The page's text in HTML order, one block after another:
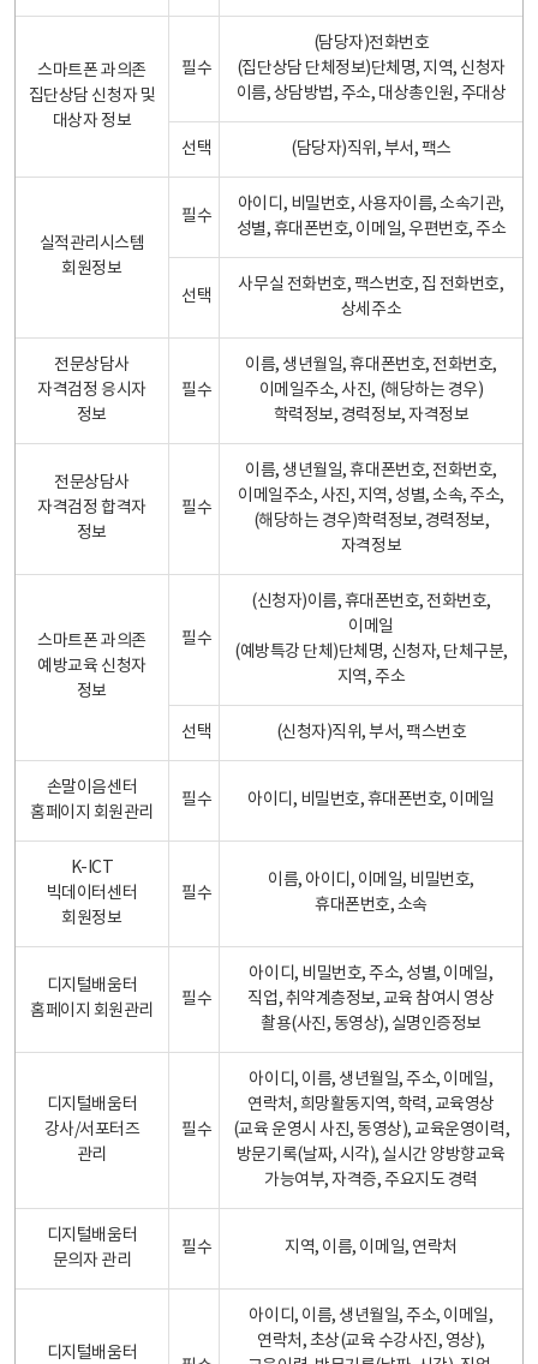
스마트폰 과의존
집단상담 신청자 및
대상자 정보
필수
(담당자)전화번호
(집단상담 단체정보)단체명, 지역, 신청자
이름, 상담방법, 주소, 대상총인원, 주대상
선택 (담당자)직위, 부서, 팩스
실적관리시스템
회원정보
필수
아이디, 비밀번호, 사용자이름, 소속기관,
성별, 휴대폰번호, 이메일, 우편번호, 주소
선택
사무실 전화번호, 팩스번호, 집 전화번호,
상세주소
전문상담사
자격검정 응시자
정보
필수
이름, 생년월일, 휴대폰번호, 전화번호,
이메일주소, 사진, (해당하는 경우)
학력정보, 경력정보, 자격정보
전문상담사
자격검정 합격자
정보
필수
이름, 생년월일, 휴대폰번호, 전화번호,
이메일주소, 사진, 지역, 성별, 소속, 주소,
(해당하는 경우)학력정보, 경력정보,
자격정보
스마트폰 과의존
예방교육 신청자
정보
필수
(신청자)이름, 휴대폰번호, 전화번호,
이메일
(예방특강 단체)단체명, 신청자, 단체구분,
지역, 주소
선택 (신청자)직위, 부서, 팩스번호
손말이음센터
홈페이지 회원관리
필수 아이디, 비밀번호, 휴대폰번호, 이메일
K-ICT
빅데이터센터
회원정보
필수
이름, 아이디, 이메일, 비밀번호,
휴대폰번호, 소속
디지털배움터
홈페이지 회원관리
필수
아이디, 비밀번호, 주소, 성별, 이메일,
직업, 취약계층정보, 교육 참여시 영상
촬용(사진, 동영상), 실명인증정보
디지털배움터
강사/서포터즈
관리
필수
아이디, 이름, 생년월일, 주소, 이메일,
연락처, 희망활동지역, 학력, 교육영상
(교육 운영시 사진, 동영상), 교육운영이력,
방문기록(날짜, 시각), 실시간 양방향교육
가능여부, 자격증, 주요지도 경력
디지털배움터
문의자 관리
필수 지역, 이름, 이메일, 연락처
디지털배움터
아이디, 이름, 생년월일, 주소, 이메일,
연락처, 초상(교육 수강사진, 영상),